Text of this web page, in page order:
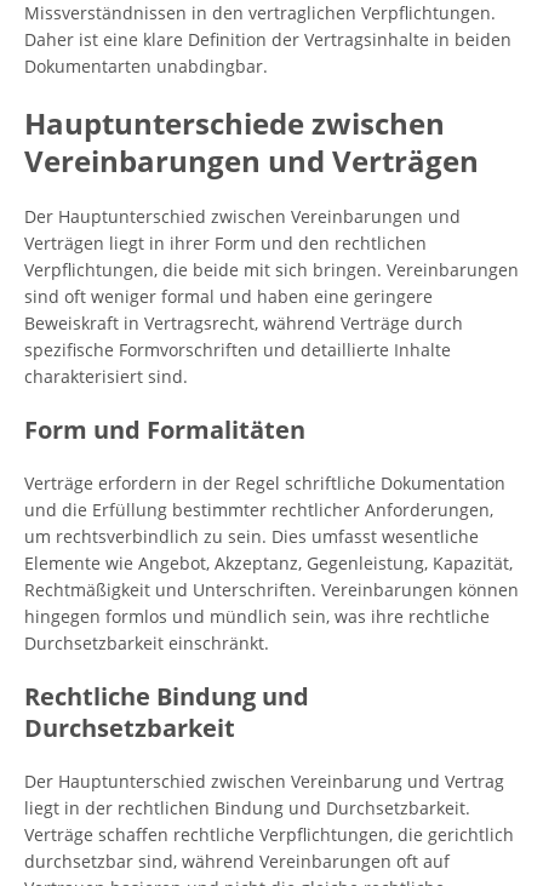
Missverständnissen in den vertraglichen Verpflichtungen.
Daher ist eine klare Definition der Vertragsinhalte in beiden
Dokumentarten unabdingbar.
Hauptunterschiede zwischen
Vereinbarungen und Verträgen
Der Hauptunterschied zwischen Vereinbarungen und
Verträgen liegt in ihrer Form und den rechtlichen
Verpflichtungen, die beide mit sich bringen. Vereinbarungen
sind oft weniger formal und haben eine geringere
Beweiskraft in Vertragsrecht, während Verträge durch
spezifische Formvorschriften und detaillierte Inhalte
charakterisiert sind.
Form und Formalitäten
Verträge erfordern in der Regel schriftliche Dokumentation
und die Erfüllung bestimmter rechtlicher Anforderungen,
um rechtsverbindlich zu sein. Dies umfasst wesentliche
Elemente wie Angebot, Akzeptanz, Gegenleistung, Kapazität,
Rechtmäßigkeit und Unterschriften. Vereinbarungen können
hingegen formlos und mündlich sein, was ihre rechtliche
Durchsetzbarkeit einschränkt.
Rechtliche Bindung und
Durchsetzbarkeit
Der Hauptunterschied zwischen Vereinbarung und Vertrag
liegt in der rechtlichen Bindung und Durchsetzbarkeit.
Verträge schaffen rechtliche Verpflichtungen, die gerichtlich
durchsetzbar sind, während Vereinbarungen oft auf